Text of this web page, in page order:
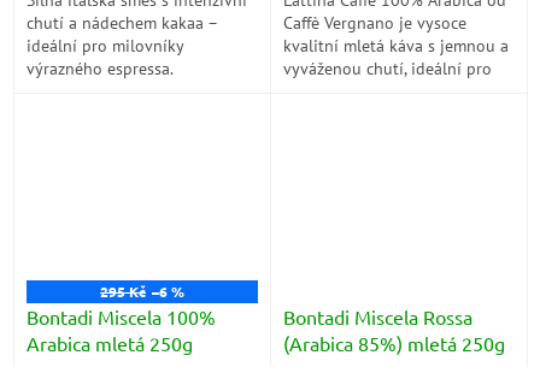
chutí a nádechem kakaa –
ideální pro milovníky
výrazného espressa.
Caffè Vergnano je vysoce
kvalitní mletá káva s jemnou a
vyváženou chutí, ideální pro
295 Kč –6 %
Bontadi Miscela 100%
Arabica mletá 250g
Bontadi Miscela Rossa
(Arabica 85%) mletá 250g